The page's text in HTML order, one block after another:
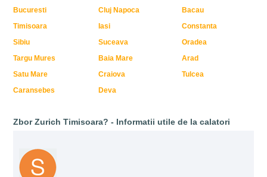
Bucuresti Cluj Napoca
Bacau
Timisoara
Iasi
Constanta
Sibiu
Suceava
Oradea
Targu Mures
Baia Mare
Arad
Satu Mare
Craiova
Tulcea
Caransebes
Deva
Zbor Zurich Timisoara? - Informatii utile de la calatori